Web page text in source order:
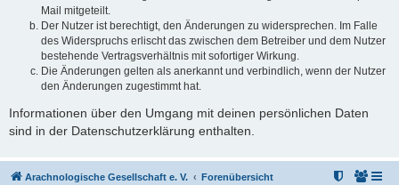
Mail mitgeteilt.
Der Nutzer ist berechtigt, den Änderungen zu widersprechen. Im Falle
des Widerspruchs erlischt das zwischen dem Betreiber und dem Nutzer
bestehende Vertragsverhältnis mit sofortiger Wirkung.
Die Änderungen gelten als anerkannt und verbindlich, wenn der Nutzer
den Änderungen zugestimmt hat.
Informationen über den Umgang mit deinen persönlichen Daten
sind in der Datenschutzerklärung enthalten.
Arachnologische Gesellschaft e. V. Forenübersicht